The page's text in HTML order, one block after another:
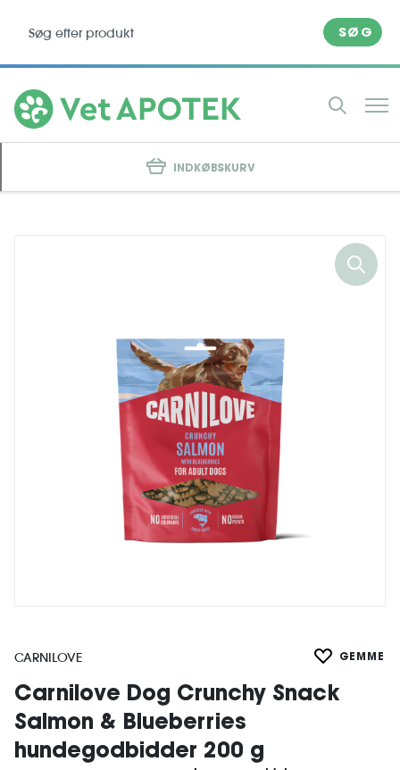
SØG
INDKØBSKURV
CARNILOVE GEMME
Carnilove Dog Crunchy Snack
Salmon & Blueberries
hundegodbidder 200 g